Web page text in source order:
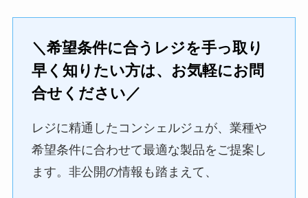
＼希望条件に合うレジを手っ取り
早く知りたい方は、お気軽にお問
合せください／
レジに精通したコンシェルジュが、業種や
希望条件に合わせて最適な製品をご提案し
ます。非公開の情報も踏まえて、